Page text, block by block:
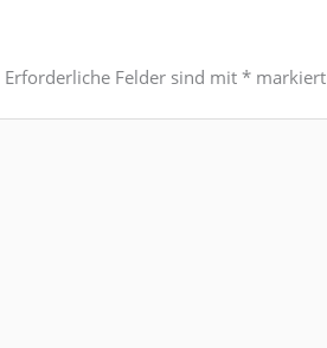
Erforderliche Felder sind mit * markiert